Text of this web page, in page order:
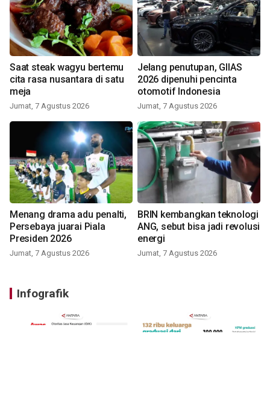
Saat steak wagyu bertemu
cita rasa nusantara di satu
meja
Jumat, 7 Agustus 2026
Jelang penutupan, GIIAS
2026 dipenuhi pencinta
otomotif Indonesia
Jumat, 7 Agustus 2026
Menang drama adu penalti,
Persebaya juarai Piala
Presiden 2026
Jumat, 7 Agustus 2026
BRIN kembangkan teknologi
ANG, sebut bisa jadi revolusi
energi
Jumat, 7 Agustus 2026
Infografik